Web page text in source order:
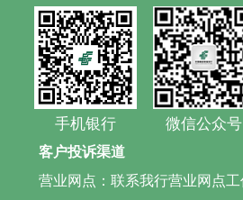
手机银行 微信公众号
客户投诉渠道
营业网点：联系我行营业网点工